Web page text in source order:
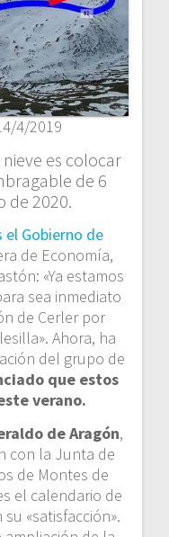
4/2019
es colocar
de 6
de 2020.
el Gobierno de
de Economía,
«Ya estamos
sea inmediato
de Cerler por
Ahora, ha
del grupo de
que estos
verano.
de Aragón,
con la Junta de
de Montes de
el calendario de
«satisfacción».